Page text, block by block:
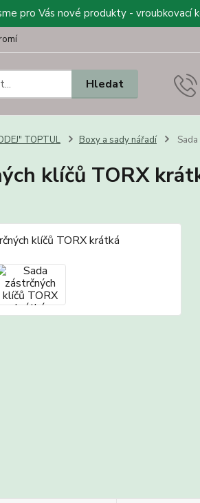
pro Vás nové produkty - vroubkovací
Hledat
TOPTUL Boxy a sady nářadí
klíčů TORX